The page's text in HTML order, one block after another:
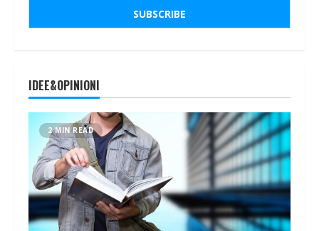
IDEE&OPINIONI
2 MIN READ